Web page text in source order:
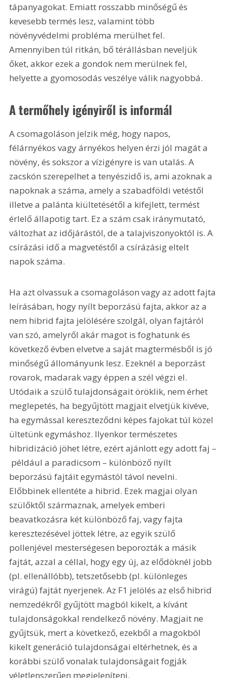
tápanyagokat. Emiatt rosszabb minőségű és
kevesebb termés lesz, valamint több
növényvédelmi probléma merülhet fel.
Amennyiben túl ritkán, bő térállásban neveljük
őket, akkor ezek a gondok nem merülnek fel,
helyette a gyomosodás veszélye válik nagyobbá.
A termőhely igényiről is informál
A csomagoláson jelzik még, hogy napos,
félárnyékos vagy árnyékos helyen érzi jól magát a
növény, és sokszor a vízigényre is van utalás. A
zacskón szerepelhet a tenyészidő is, ami azoknak a
napoknak a száma, amely a szabadföldi vetéstől
illetve a palánta kiültetésétől a kifejlett, termést
érlelő állapotig tart. Ez a szám csak iránymutató,
változhat az időjárástól, de a talajviszonyoktól is. A
csírázási idő a magvetéstől a csírázásig eltelt
napok száma.
Ha azt olvassuk a csomagoláson vagy az adott fajta
leírásában, hogy nyílt beporzású fajta, akkor az a
nem hibrid fajta jelölésére szolgál, olyan fajtáról
van szó, amelyről akár magot is foghatunk és
következő évben elvetve a saját magtermésből is jó
minőségű állományunk lesz. Ezeknél a beporzást
rovarok, madarak vagy éppen a szél végzi el.
Utódaik a szülő tulajdonságait öröklik, nem érhet
meglepetés, ha begyűjtött magjait elvetjük kivéve,
ha egymással kereszteződni képes fajokat túl közel
ültetünk egymáshoz. Ilyenkor természetes
hibridizáció jöhet létre, ezért ajánlott egy adott faj –
például a paradicsom – különböző nyílt
beporzású fajtáit egymástól távol nevelni.
Előbbinek ellentéte a hibrid. Ezek magjai olyan
szülőktől származnak, amelyek emberi
beavatkozásra két különböző faj, vagy fajta
keresztezésével jöttek létre, az egyik szülő
pollenjével mesterségesen beporozták a másik
fajtát, azzal a céllal, hogy egy új, az elődöknél jobb
(pl. ellenállóbb), tetszetősebb (pl. különleges
virágú) fajtát nyerjenek. Az F1 jelölés az első hibrid
nemzedékről gyűjtött magból kikelt, a kívánt
tulajdonságokkal rendelkező növény. Magjait ne
gyűjtsük, mert a következő, ezekből a magokból
kikelt generáció tulajdonságai eltérhetnek, és a
korábbi szülő vonalak tulajdonságait fogják
véletlenszerűen megjeleníteni.